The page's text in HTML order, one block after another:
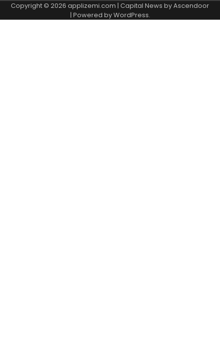
Copyright © 2026 applizemi.com | Capital News byAscendoor
| Powered byWordPress.